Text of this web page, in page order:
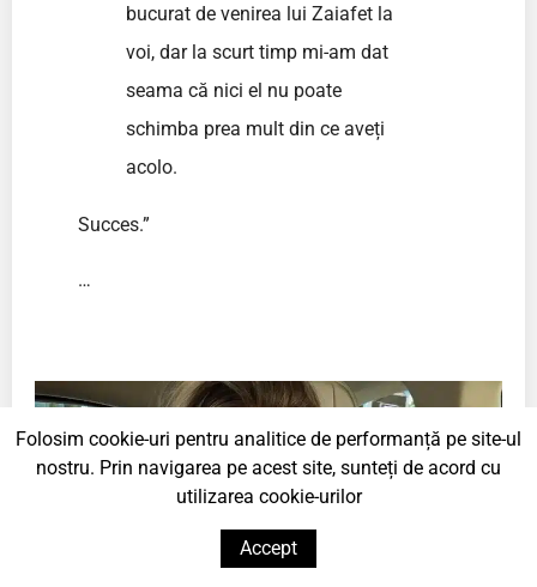
bucurat de venirea lui Zaiafet la
voi, dar la scurt timp mi-am dat
seama că nici el nu poate
schimba prea mult din ce aveți
acolo.
Succes.”
…
Folosim cookie-uri pentru analitice de performanță pe site-ul
nostru. Prin navigarea pe acest site, sunteți de acord cu
utilizarea cookie-urilor
Accept